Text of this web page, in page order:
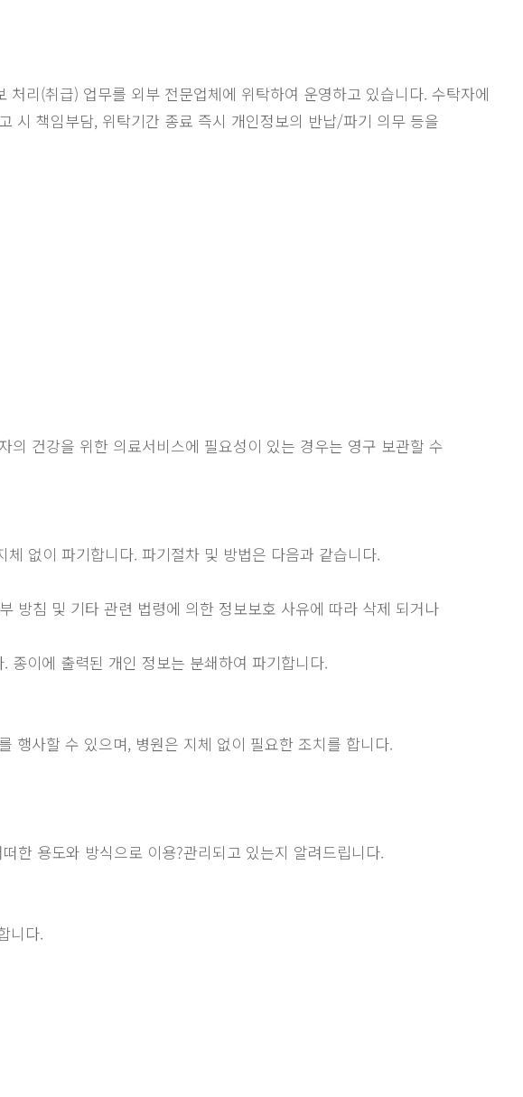
리(취급) 업무를 외부 전문업체에 위탁하여 운영하고 있습니다. 수탁자에
시 책임부담, 위탁기간 종료 즉시 개인정보의 반납/파기 의무 등을
건강을 위한 의료서비스에 필요성이 있는 경우는 영구 보관할 수
없이 파기합니다. 파기절차 및 방법은 다음과 같습니다.
방침 및 기타 관련 법령에 의한 정보보호 사유에 따라 삭제 되거나
종이에 출력된 개인 정보는 분쇄하여 파기합니다.
행사할 수 있으며, 병원은 지체 없이 필요한 조치를 합니다.
한 용도와 방식으로 이용?관리되고 있는지 알려드립니다.
니다.